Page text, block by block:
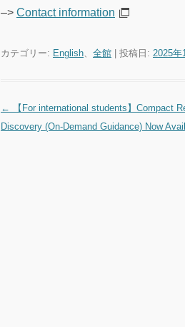
–> Contact information
カテゴリー: English、 全館 | 投稿日: 2025年
投稿ナビゲーション
←
【For international students】Compact
Discovery (On-Demand Guidance) Now